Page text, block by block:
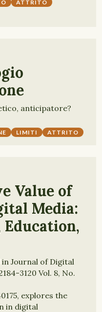
ATTRITO
anticipatore?
LIMITI ATTRITO
Value of
Media:
Education,
Journal of Digital
3120 Vol. 8, No.
explores the
in digital